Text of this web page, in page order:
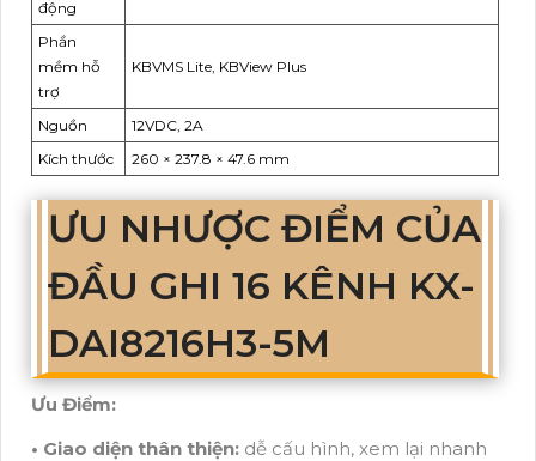
động
Phần
mềm hỗ
trợ
KBVMS Lite, KBView Plus
Nguồn
12VDC, 2A
Kích thước
260 × 237.8 × 47.6 mm
ƯU NHƯỢC ĐIỂM CỦA
ĐẦU GHI 16 KÊNH KX-
DAI8216H3-5M
Ưu Điểm:
• Giao diện thân thiện: dễ cấu hình, xem lại nhanh